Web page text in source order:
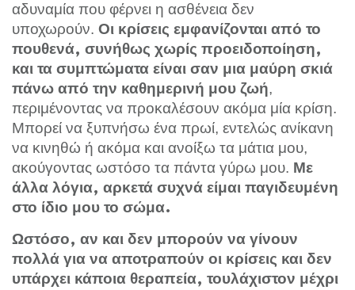
αδυναμία που φέρνει η ασθένεια δεν
υποχωρούν. Οι κρίσεις εμφανίζονται από το
πουθενά, συνήθως χωρίς προειδοποίηση,
και τα συμπτώματα είναι σαν μια μαύρη σκιά
πάνω από την καθημερινή μου ζωή,
περιμένοντας να προκαλέσουν ακόμα μία κρίση.
Μπορεί να ξυπνήσω ένα πρωί, εντελώς ανίκανη
να κινηθώ ή ακόμα και ανοίξω τα μάτια μου,
ακούγοντας ωστόσο τα πάντα γύρω μου. Με
άλλα λόγια, αρκετά συχνά είμαι παγιδευμένη
στο ίδιο μου το σώμα.
Ωστόσο, αν και δεν μπορούν να γίνουν
πολλά για να αποτραπούν οι κρίσεις και δεν
υπάρχει κάποια θεραπεία, τουλάχιστον μέχρι